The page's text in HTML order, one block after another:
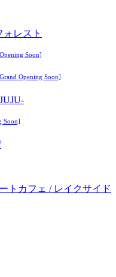
ォレスト
Soon]
Opening Soon]
Soon]
トカフェ / レイクサイド